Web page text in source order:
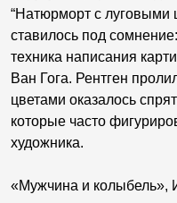
“Натюрморт с луговыми
ставилось под
техника написания
Ван Гога. Рентген
цветами оказалось
которые часто
художника.
«Мужчина и колыбель»,